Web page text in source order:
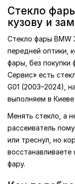
Стекло
кузову и
Стекло фары BMW
передней оптики,
фары, без покупки
Сервис» есть
G01 (2003–2024),
выполняем в Киеве
Менять стекло, а
рассеиватель
или треснул, но
фару.